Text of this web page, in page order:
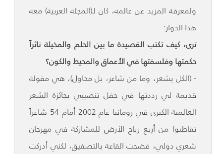
ولمعرفة المزيد عن عالمه، كان لـ(المجلة العربية) معه
هذا الحوار:
ترى، كيف تكتب القصيدة ما بين الحلم والمخيلة ناثراً
حكمتها وفلسفتها في الأعماق والمحيط والكون؟
- (الكل يشعر، وما من شاعر، بل محاول)، هي مقولة
قديمة لي رددتها في حفل تنصيبي بجائزة الشعر
العالمية الكبرى في رومانيا عام 2002 أمام 54 شاعراً
تقاطبوا من أربع رياح الأرض للمشاركة في مهرجان
شعري دولي، فضجت القاعة بالتصفيق، لكني أدركت